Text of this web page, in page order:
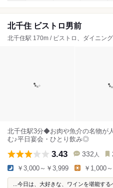
北千住 ビストロ男前
北千住駅 170m / ビストロ、ダイニン
北千住駅3分◆お肉や魚介の名物が
む♪平日宴会・ひとり飲み◎
3.43 332 人
￥3,000～￥3,999 ￥1,000
...今日は、大好きな、ワインを堪能する